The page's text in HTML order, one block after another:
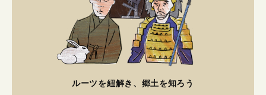
ルーツを紐解き、郷土を知ろう